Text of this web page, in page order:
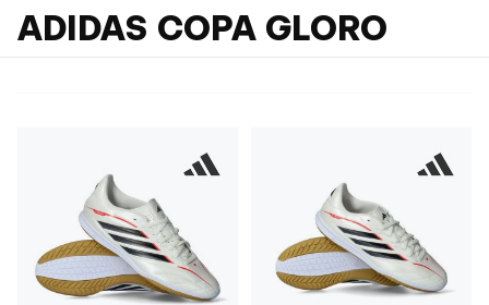
ADIDAS COPA GLORO